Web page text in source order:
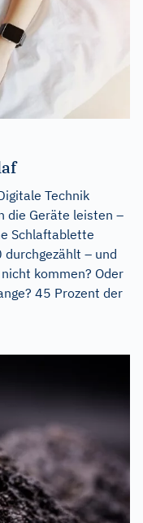
Technik
die Geräte leisten –
Schlaftablette
– und
kommen? Oder
45 Prozent der